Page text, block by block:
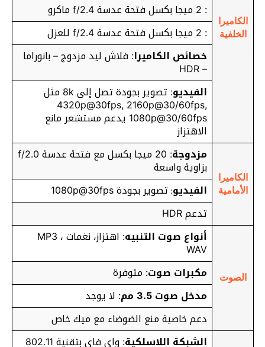
الكاميرا
الخلفية
: 2 ميجا بكسل فتحة عدسة f/2.4 ماكرو
: 2 ميجا بكسل فتحة عدسة f/2.4 للعزل
خصائص الكاميرا: فلاش ليد مزدوج – بانوراما
– HDR
الفيديو
: تصوير بجودة تصل إلى 8k مثل
4320p@30fps, 2160p@30/60fps,
1080p@30/60fps يدعم مستشعر مانع
الاهتزاز
الكاميرا
الأمامية
مزدوجة : 20 ميجا بكسل مع فتحة عدسة f/2.0
بزاوية واسعة
الفيديو: تصوير بجودة 1080p@30fps
تدعم HDR
الصوت
أنواع صوت التنبيه : اهتزاز، نغمات MP3 ،
WAV
مكبرات صوت: متوفرة
مدخل صوت 3.5 مم
: لا يوجد
دعم خاصية منع الضوضاء مع ميك خاص
الشبكة اللاسلكية : واي فاي بتقنية 802.11